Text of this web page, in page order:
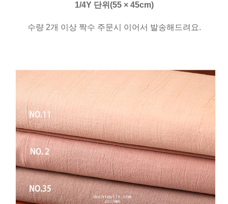
1/4Y 단위(55 × 45cm)
수량 2개 이상 짝수 주문시 이어서 발송해드려요.